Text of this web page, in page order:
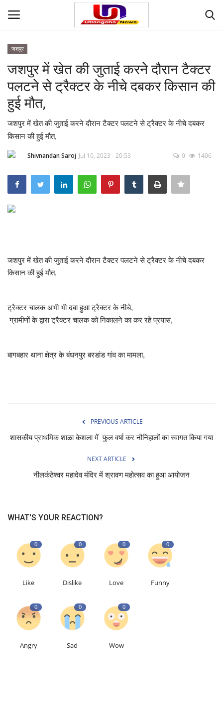
Home
Contact
देश
राज्य
दुनिया
टेक न्यूज
वीडियो
जशपुर
जशपुर में खेत की जुताई करने दौरान टैक्टर
पलटने से ट्रैक्टर के नीचे दबकर किसान की
हुई मौत,
जशपुर में खेत की जुताई करने दौरान टैक्टर पलटने से ट्रैक्टर के नीचे दबकर
किसान की हुई मौत,
Shivnandan Saroj Jul 10, 2023 - 20:53 0 1406
जशपुर में खेत की जुताई करने दौरान टैक्टर पलटने से ट्रैक्टर के नीचे दबकर
किसान की हुई मौत,
ट्रैक्टर चालक अभी भी दबा हुआ ट्रैक्टर के नीचे,
ग्रामीणों के द्वारा ट्रैक्टर चालक को निकालने का कर रहे प्रयास,
बागबहार थाना क्षेत्र के बंधनपुर बरडांड गांव का मामला,
PREVIOUS ARTICLE
शासकीय प्राथमिक शाळा केशला में फुल वर्षा कर नौनिहालों का स्वागत किया गया
NEXT ARTICLE
नीलकंठेश्वर महादेव मंदिर में श्रावण महोत्सव का हुआ आयोजन
WHAT'S YOUR REACTION?
0
Like
0
Dislike
0
Love
0
Funny
0
Angry
0
Sad
0
Wow